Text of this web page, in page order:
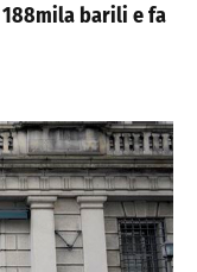
barili e fa